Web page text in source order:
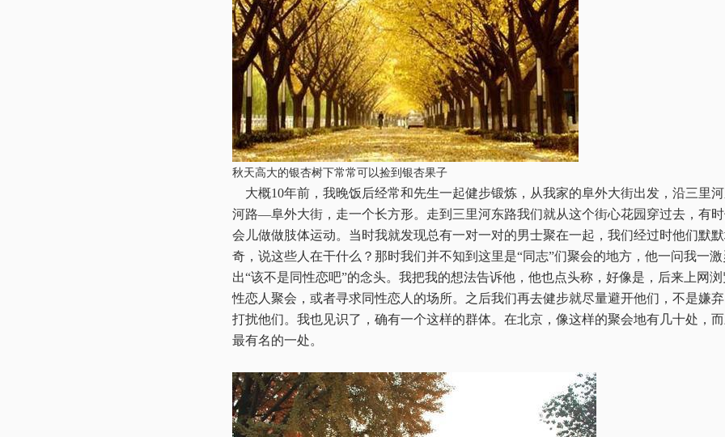
秋天高大的银杏树下常常可以捡到银杏果子
大概10年前，我晚饭后经常和先生一起健步锻炼，从我家的阜外大街出发，沿三里
河路—阜外大街，走一个长方形。走到三里河东路我们就从这个街心花园穿过去，有
会儿做做肢体运动。当时我就发现总有一对一对的男士聚在一起，我们经过时他们默
奇，说这些人在干什么？那时我们并不知到这里是“同志”们聚会的地方，他一问我一
出“该不是同性恋吧”的念头。我把我的想法告诉他，他也点头称，好像是，后来上网
性恋人聚会，或者寻求同性恋人的场所。之后我们再去健步就尽量避开他们，不是嫌
打扰他们。我也见识了，确有一个这样的群体。在北京，像这样的聚会地有几十处，
最有名的一处。